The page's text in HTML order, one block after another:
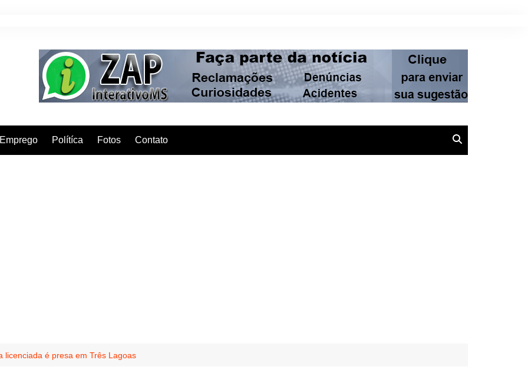
Emprego Polítíca Fotos Contato
licenciada é presa em Três Lagoas